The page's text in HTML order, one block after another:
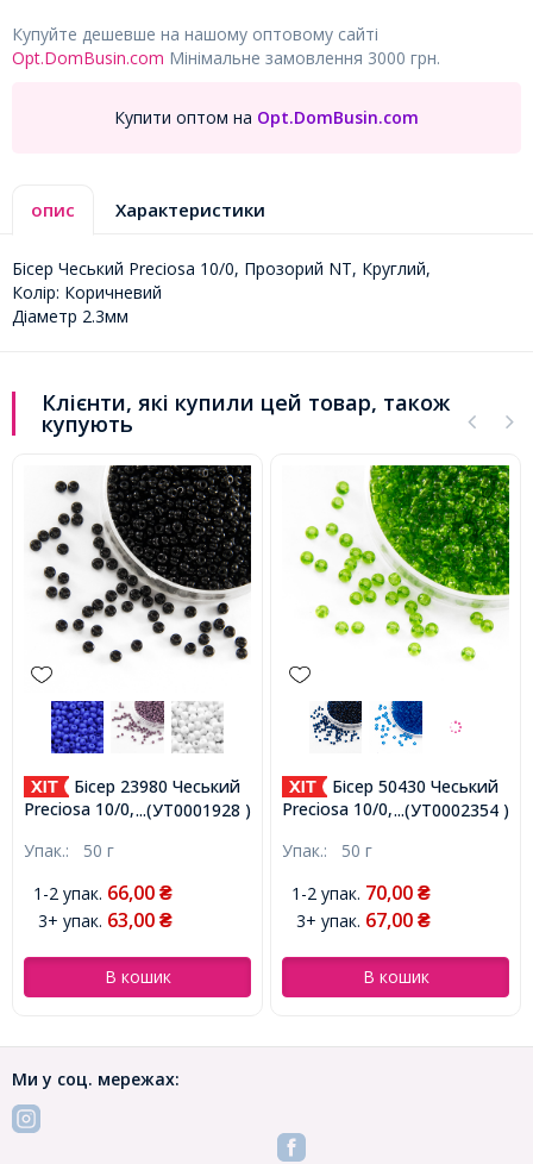
Купуйте дешевше на нашому оптовому сайті
Opt.DomBusin.com Мінімальне замовлення 3000 грн.
Купити оптом на Opt.DomBusin.com
опис Характеристики
Бісер Чеський Preciosa 10/0, Прозорий NT, Круглий,
Колір: Коричневий
Діаметр 2.3мм
Клієнти, які купили цей товар, також
купують
...(УТ0001928 )
Бісер 23980 Чеський
Preciosa 10/0, Природний
Круглий, (УТ0001928)
Упак.: 50 г
1-2 упак. 66,00 ₴
3+ упак. 63,00 ₴
В кошик
...(УТ0002354 )
Бісер 50430 Чеський
Preciosa 10/0, Прозорий
(УТ0002354)
Упак.: 50 г
1-2 упак. 70,00 ₴
3+ упак. 67,00 ₴
В кошик
Ми у соц. мережах: